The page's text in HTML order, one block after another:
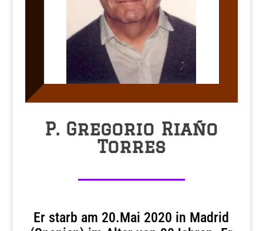
P. Gregorio Riaño
Torres
Er starb am 20.Mai 2020 in Madrid